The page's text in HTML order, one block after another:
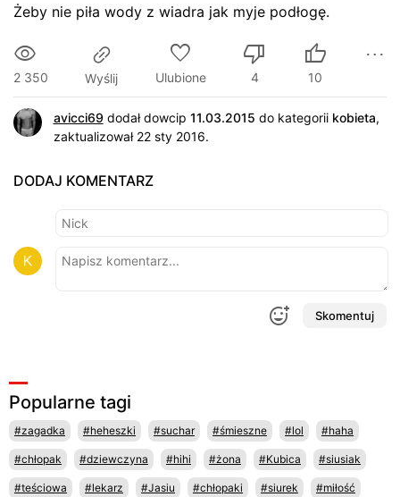
Żeby nie piła wody z wiadra jak myje podłogę.
2 350 Wyślij Ulubione 4 10
avicci69 dodał dowcip 11.03.2015 do kategorii kobieta,
zaktualizował 22 sty 2016.
DODAJ KOMENTARZ
Skomentuj
Popularne tagi
#zagadka #heheszki #suchar #śmieszne #lol #haha
#chłopak #dziewczyna #hihi #żona #Kubica #siusiak
#teściowa #lekarz #Jasiu #chłopaki #siurek #miłość